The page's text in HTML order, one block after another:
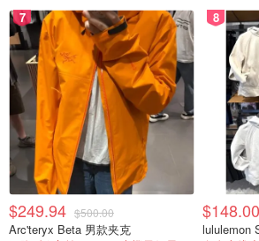
罪行为在2021年变得更加普遍，但他
一年后，回到TTC的乘客对削减服务感
员工身上。他呼吁管理层全面恢复服务
的巡逻。
"处理与攻击有关的创伤是非常严重的
说，"员工和他们的亲人在精神和身体
并经常影响到他们的日常生活，"他强
这样的所谓不太暴力的事件也会给人
来源：The Star
7
$249.94 $500.00
Arc'teryx Beta 男款夹克
8
$148.00